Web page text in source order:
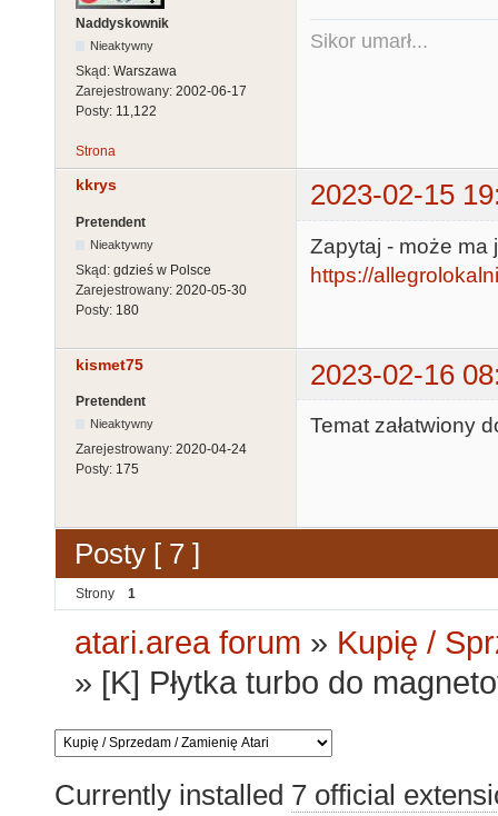
Naddyskownik
Nieaktywny
Skąd: Warszawa
Zarejestrowany: 2002-06-17
Posty: 11,122
Sikor umarł...
Strona
kkrys 2023-02-15
Pretendent
Nieaktywny
Skąd: gdzieś w Polsce
Zarejestrowany: 2020-05-30
Posty: 180
Zapytaj - może ma
https://
kismet75 2023-02-16
Pretendent
Nieaktywny
Zarejestrowany: 2020-04-24
Posty: 175
Temat załatwiony
Posty [ 7 ]
Strony 1
atari.area forum » Kupię /
» [K] Płytka turbo do
Currently installed 7 official